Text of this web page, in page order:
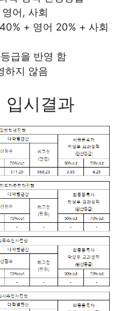
어, 사회
+ 영어 20% + 사회
급을 반영 함
하지 않음
입시결과